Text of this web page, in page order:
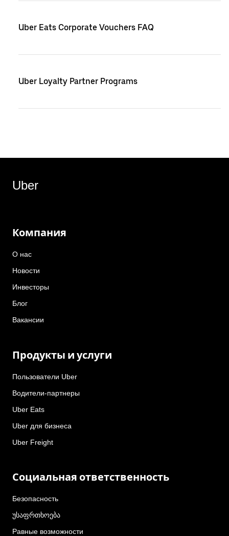
Uber Eats Corporate Vouchers FAQ
Uber Loyalty Partner Programs
Uber
Компания
О нас
Новости
Инвесторы
Блог
Вакансии
Продукты и услуги
Пользователи Uber
Водители-партнеры
Uber Eats
Uber для бизнеса
Uber Freight
Социальная ответственность
Безопасность
უსაფრთხოება
Равные возможности